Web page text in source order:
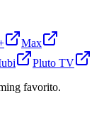
Max
Pluto TV
favorito.